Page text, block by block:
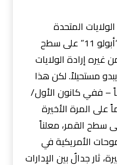
المتحدة
بالذكرى الخمسين لهبوط مركبة “أبولو 11” على سطح
غيره إرادة الولايات
مستحيلاً. لكن هذا
– ففي كانون الأول/
سيكون قد مضى 45 عاماً على المرة الأخيرة
سطح القمر، معلناً
الأمريكية في
ثار جدالٌ بين الإدارات